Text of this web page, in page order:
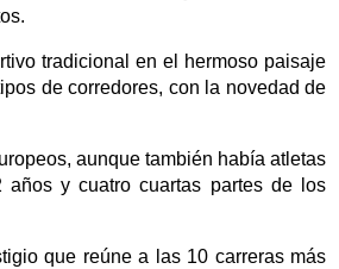
tradicional en el hermoso paisaje
de corredores, con la novedad de
aunque también había atletas
y cuatro cuartas partes de los
que reúne a las 10 carreras más